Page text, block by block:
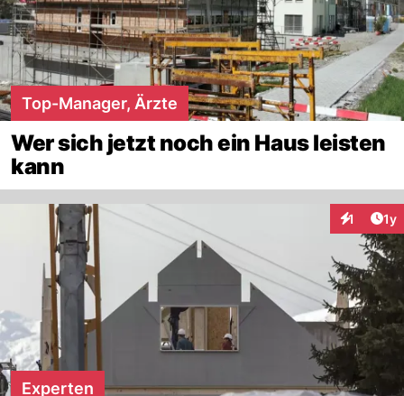
Top-Manager, Ärzte
Wer sich jetzt noch ein Haus leisten
kann
1 1y
Experten